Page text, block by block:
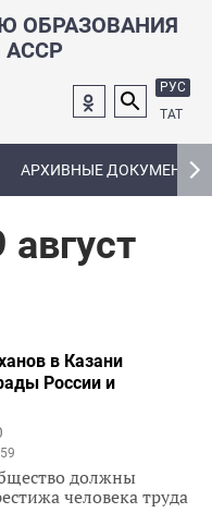
ОБРАЗОВАНИЯ
АССР
РУС
ТАТ
АРХИВНЫЕ ДОКУМЕНТЫ
в Казани
России и
должны
человека труда